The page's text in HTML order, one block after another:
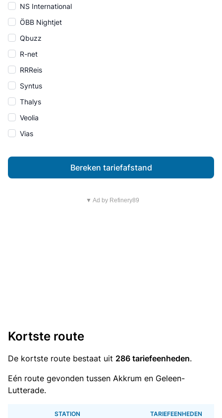
NS International
ÖBB Nightjet
Qbuzz
R-net
RRReis
Syntus
Thalys
Veolia
Vias
Bereken tariefafstand
▼ Ad by Refinery89
Kortste route
De kortste route bestaat uit 286 tariefeenheden.
Eén route gevonden tussen Akkrum en Geleen-
Lutterade.
STATION TARIEFEENHEDEN